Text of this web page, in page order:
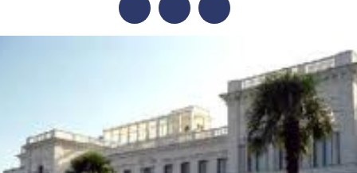
FacebookTwitter